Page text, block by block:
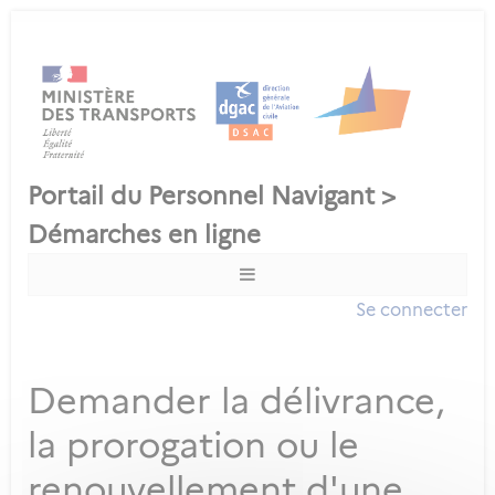
Se connecter
Demander la délivrance,
la prorogation ou le